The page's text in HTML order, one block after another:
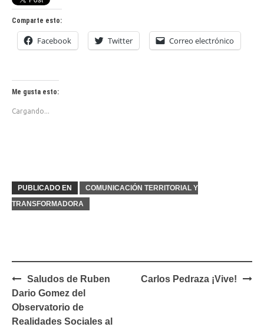
Comparte esto:
Facebook Twitter Correo electrónico
Me gusta esto:
Cargando...
PUBLICADO EN
COMUNICACIÓN TERRITORIAL Y
TRANSFORMADORA
Navegación
de
entradas
Saludos de Ruben
Dario Gomez del
Observatorio de
Realidades Sociales al
Carlos Pedraza ¡Vive!